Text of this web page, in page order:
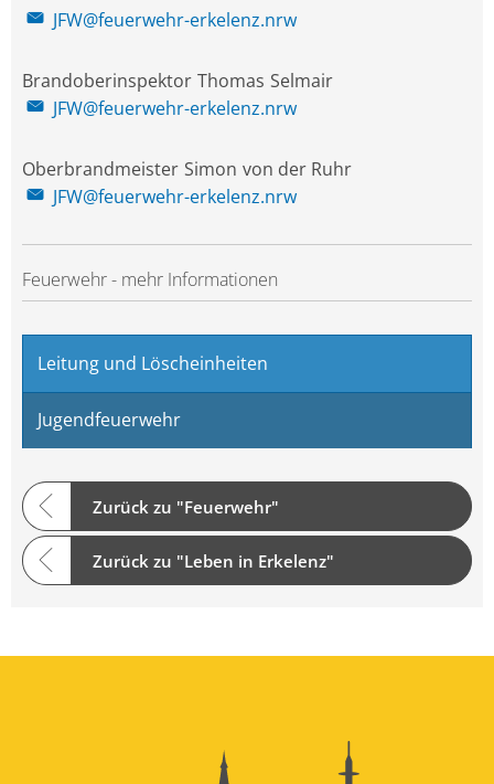
JFW@feuerwehr-erkelenz.nrw
Brandoberinspektor Thomas Selmair
JFW@feuerwehr-erkelenz.nrw
Oberbrandmeister Simon von der Ruhr
JFW@feuerwehr-erkelenz.nrw
Feuerwehr - mehr Informationen
Leitung und Löscheinheiten
Jugendfeuerwehr
Zurück zu "Feuerwehr"
Zurück zu "Leben in Erkelenz"